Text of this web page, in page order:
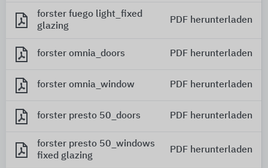
forster fuego light_fixed
glazing
PDF herunterladen
forster omnia_doors PDF herunterladen
forster omnia_window PDF herunterladen
forster presto 50_doors PDF herunterladen
forster presto 50_windows
fixed glazing
PDF herunterladen